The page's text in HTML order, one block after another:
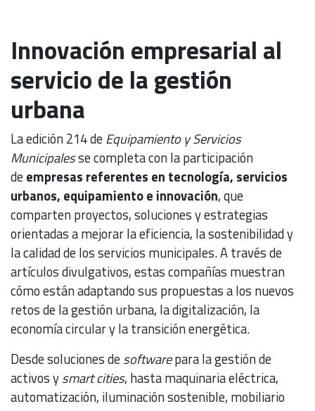
Innovación empresarial al
servicio de la gestión
urbana
La edición 214 deEquipamiento y Servicios
Municipalesse completa con la participación
deempresas referentes en tecnología, servicios
urbanos, equipamiento e innovación, que
comparten proyectos, soluciones y estrategias
orientadas a mejorar la eficiencia, la sostenibilidad y
la calidad de los servicios municipales. A través de
artículos divulgativos, estas compañías muestran
cómo están adaptando sus propuestas a los nuevos
retos de la gestión urbana, la digitalización, la
economía circular y la transición energética.
Desde soluciones desoftwarepara la gestión de
activos ysmart cities, hasta maquinaria eléctrica,
automatización, iluminación sostenible, mobiliario